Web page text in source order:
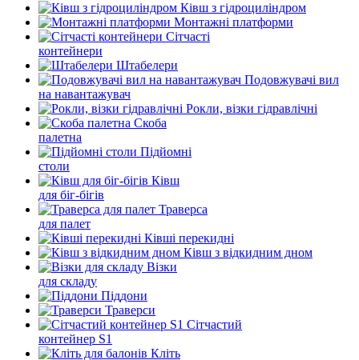
Ківш з гідроциліндром
Монтажні платформи
Сітчасті
контейнери
Штабелери
Подовжувачі вил
на навантажувач
Рокли, візки гідравлічні
Скоба
палетна
Підйомні
столи
Ківш
для біг-бігів
Траверса
для палет
Ківші перекидні
Ківш з відкидним дном
Візки
для складу
Піддони
Траверси
Сітчастий
контейнер S1
Кліть